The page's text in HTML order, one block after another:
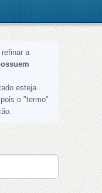
a
esteja
o "termo"